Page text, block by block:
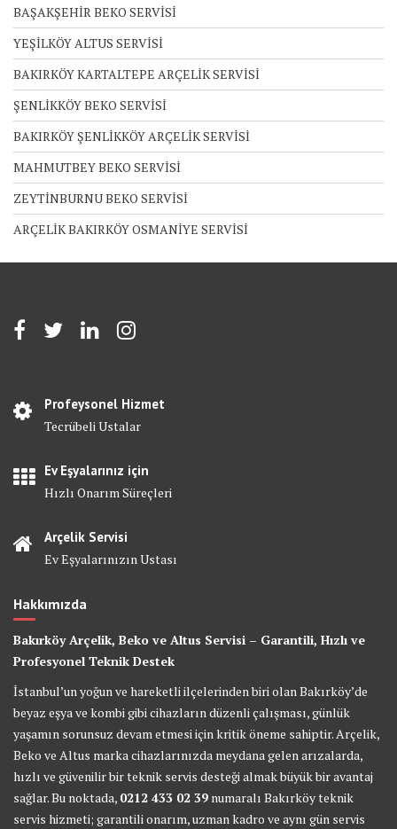
BAŞAKŞEHİR BEKO SERVİSİ
YEŞİLKÖY ALTUS SERVİSİ
BAKIRKÖY KARTALTEPE ARÇELİK SERVİSİ
ŞENLİKKÖY BEKO SERVİSİ
BAKIRKÖY ŞENLİKKÖY ARÇELİK SERVİSİ
MAHMUTBEY BEKO SERVİSİ
ZEYTİNBURNU BEKO SERVİSİ
ARÇELİK BAKIRKÖY OSMANİYE SERVİSİ
Profeysonel Hizmet
Tecrübeli Ustalar
Ev Eşyalarınız için
Hızlı Onarım Süreçleri
Arçelik Servisi
Ev Eşyalarınızın Ustası
Hakkımızda
Bakırköy Arçelik, Beko ve Altus Servisi – Garantili, Hızlı ve
Profesyonel Teknik Destek
İstanbul’un yoğun ve hareketli ilçelerinden biri olan Bakırköy’de
beyaz eşya ve kombi gibi cihazların düzenli çalışması, günlük
yaşamın sorunsuz devam etmesi için kritik öneme sahiptir. Arçelik,
Beko ve Altus marka cihazlarınızda meydana gelen arızalarda,
hızlı ve güvenilir bir teknik servis desteği almak büyük bir avantaj
sağlar. Bu noktada, 0212 433 02 39 numaralı Bakırköy teknik
servis hizmeti; garantili onarım, uzman kadro ve aynı gün servis